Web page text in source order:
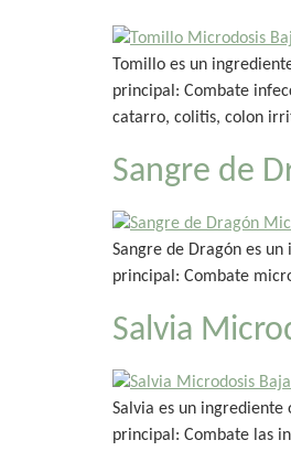
Tomillo es un
principal: Combate
catarro, colitis, colon
Sangre de
Sangre de Dragón es
principal: Combate
Salvia
Salvia es un ingrediente
principal: Combate las